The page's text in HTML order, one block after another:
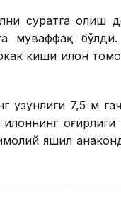
суратга олиш
муваффақ
киши илон
узунлиги 7,5 м
оғирлиги
яшил